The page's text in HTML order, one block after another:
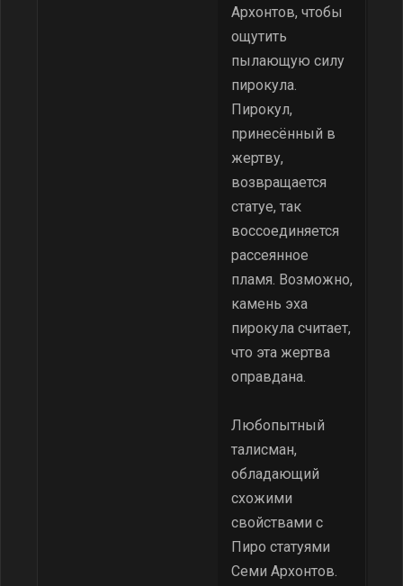
Архонтов, чтобы
ощутить
пылающую силу
пирокула.
Пирокул,
принесённый в
жертву,
возвращается
статуе, так
воссоединяется
рассеянное
пламя. Возможно,
камень эха
пирокула считает,
что эта жертва
оправдана.
Любопытный
талисман,
обладающий
схожими
свойствами с
Пиро статуями
Семи Архонтов.